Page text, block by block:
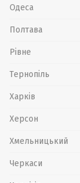
Одеса
Полтава
Рівне
Тернопіль
Харків
Херсон
Хмельницький
Черкаси